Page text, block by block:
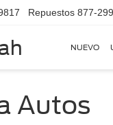
Repuestos 877-
NUEVO
Autos